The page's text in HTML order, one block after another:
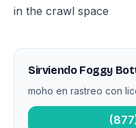
in the crawl space
Sirviendo Foggy
moho en rastreo con